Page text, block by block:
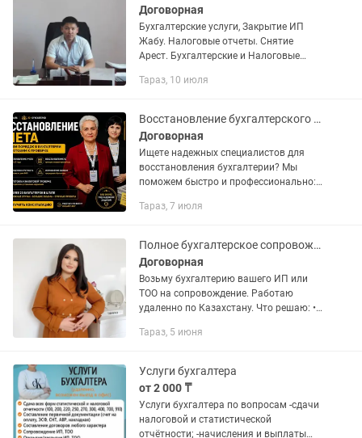
Договорная
Бухгалтерские услуги, Закрытие ИП
Жабу. Налоговые отчеты. Снятие
Арест. Бухгалтерские и Налоговые
Работаем без выходных с 08.00 до
Тараз, 10 июля
Восстановление бухгалтерского учета под ключ
Договорная
Ищете надежных специалистов для
восстановления бухгалтерии? Мы
поможем быстро и профессионально: •
сложности •Подготовка и
проверках •...
Тараз, 7 июля
Полное бухгалтерское сопровождение ИП/ТОО Налоги Зарплата Отчеты.
Договорная
Возьму бухгалтерию вашего ИП или
ТОО на сопровождение. Работаю
удаленно по Казахстану. Что решаю: •
зарплата и сотрудники • ЭСФ, АБР,
Тараз, 5 июня
Услуги бухгалтера
от 2 000 ₸
Услуги бухгалтера по вопросам -сдачи
налоговой и статистической
отчётности; -начисления и выплаты